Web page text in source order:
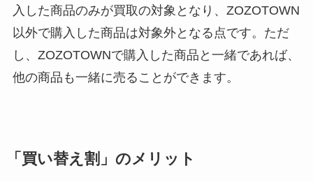
入した商品のみが買取の対象となり、ZOZOTOWN
以外で購入した商品は対象外となる点です。ただ
し、ZOZOTOWNで購入した商品と一緒であれば、
他の商品も一緒に売ることができます。
「買い替え割」のメリット